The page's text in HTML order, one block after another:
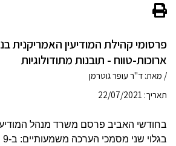
פרסומי קהילת המודיעין האמריקנית
ארוכות-טווח - תובנות מתודולוגיות
/ מאת: ד"ר עופר גוטרמן
תאריך: 22/07/2021